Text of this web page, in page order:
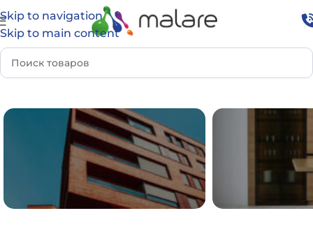
Skip to navigation
Skip to main content
Грунтовка для сельскохозяйственной техники